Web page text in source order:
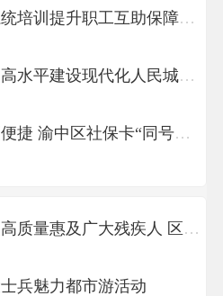
区总工会开展业务系统培训提升职工互助保障工作水平
围绕中心服务大局为高水平建设现代化人民城市渝中范例贡献青春力量
社保卡更换更高效更便捷 渝中区社保卡“同号即时换卡”业务开通
推动渝中发展成果更高质量惠及广大残疾人 区残联召开第八届主席团第三次会议
兵魅力都市游活动